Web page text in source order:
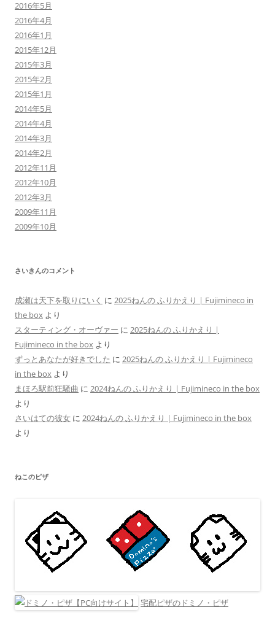
2016年5月
2016年4月
2016年1月
2015年12月
2015年3月
2015年2月
2015年1月
2014年5月
2014年4月
2014年3月
2014年2月
2012年11月
2012年10月
2012年3月
2009年11月
2009年10月
さいきんのコメント
成瀬は天下を取りにいく に 2025ねんの ふりかえり | Fujimineco in
the box より
スターティング・オーヴァー に 2025ねんの ふりかえり |
Fujimineco in the box より
ずっとあなたが好きでした に 2025ねんの ふりかえり | Fujimineco
in the box より
まほろ駅前狂騒曲 に 2024ねんの ふりかえり | Fujimineco in the box
より
さいはての彼女 に 2024ねんの ふりかえり | Fujimineco in the box
より
ねこのピザ
宅配ピザのドミノ・ピザ